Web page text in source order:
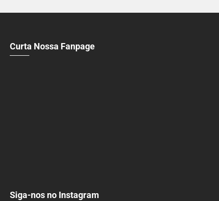
Curta Nossa Fanpage
Siga-nos no Instagram